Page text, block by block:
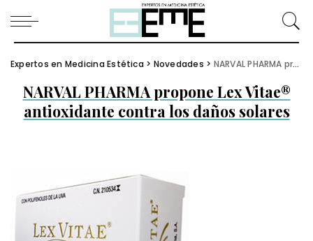
Expertos en Medicina Estética > Novedades > NARVAL PHARMA propone Lex Vitae® antioxidante contra los daños solares
NARVAL PHARMA propone Lex Vitae®
antioxidante contra los daños solares